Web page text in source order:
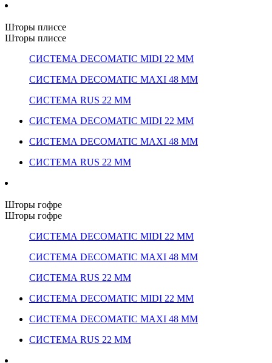
Шторы плиссе
Шторы плиссе
СИСТЕМА DECOMATIC MIDI 22 ММ
СИСТЕМА DECOMATIC MAXI 48 ММ
СИСТЕМА RUS 22 ММ
СИСТЕМА DECOMATIC MIDI 22 ММ
СИСТЕМА DECOMATIC MAXI 48 ММ
СИСТЕМА RUS 22 ММ
Шторы гофре
Шторы гофре
СИСТЕМА DECOMATIC MIDI 22 ММ
СИСТЕМА DECOMATIC MAXI 48 ММ
СИСТЕМА RUS 22 ММ
СИСТЕМА DECOMATIC MIDI 22 ММ
СИСТЕМА DECOMATIC MAXI 48 ММ
СИСТЕМА RUS 22 ММ